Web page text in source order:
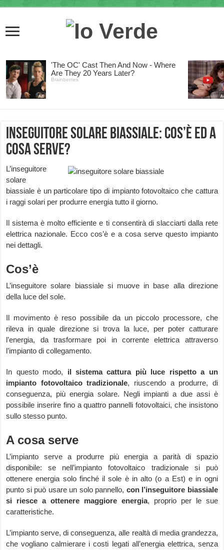
Inseguitore Solare Biassiale: cos’è ed a
cosa serve?
L’inseguitore
solare
biassiale è un particolare tipo di impianto fotovoltaico che cattura
i raggi solari per produrre energia tutto il giorno.
Il sistema è molto efficiente e ti consentirà di slacciarti dalla rete
elettrica nazionale. Ecco cos’è e a cosa serve questo impianto
nei dettagli.
Cos’è
L’inseguitore solare biassiale si muove in base alla direzione
della luce del sole.
Il movimento è reso possibile da un piccolo processore, che
rileva in quale direzione si trova la luce, per poter catturare
l’energia, da trasformare poi in corrente elettrica attraverso
l’impianto di collegamento.
In questo modo, il sistema cattura più luce rispetto a un
impianto fotovoltaico tradizionale, riuscendo a produrre, di
conseguenza, più energia solare. Negli impianti a due assi è
possibile inserire fino a quattro pannelli fotovoltaici, che insistono
sullo stesso punto.
A cosa serve
L’impianto serve a produrre più energia a parità di spazio
disponibile: se nell’impianto fotovoltaico tradizionale si può
ottenere energia solo finché il sole è in alto (o a Est) e in ogni
punto si può usare un solo pannello, con l’inseguitore biassiale
si riesce a ottenere maggiore energia, proprio per le sue
caratteristiche.
L’impianto serve, di conseguenza, alle realtà di media grandezza,
che vogliano calmierare i costi legati all’energia elettrica, senza